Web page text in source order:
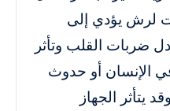
لرش يؤدي إلى
ضربات القلب وتأثر
الإنسان أو حدوث
يتأثر الجهاز